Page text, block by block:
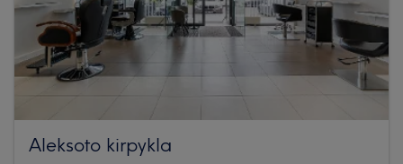
Aleksoto kirpykla